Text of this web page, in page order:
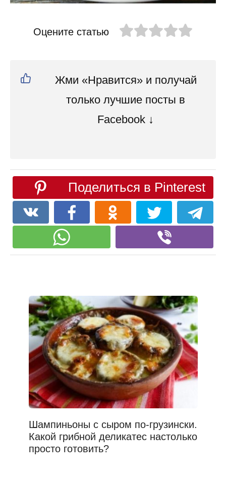
Оцените статью
Жми «Нравится» и получай
только лучшие посты в
Facebook ↓
Поделиться в Pinterest
Шампиньоны с сыром по-грузински.
Какой грибной деликатес настолько
просто готовить?